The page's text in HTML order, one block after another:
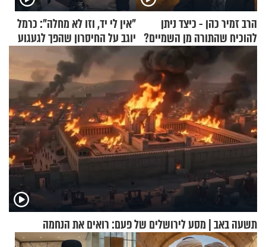
הרב זמיר כהן - כיצד ניתן
להוכיח שהתורה מן השמיים?
"אין לי יד, וזו לא מחלה": כרמל
יוגב על החיסרון שהפך לגעגוע
תשעה באב | מסע לירושלים של פעם: רואים את הנחמה